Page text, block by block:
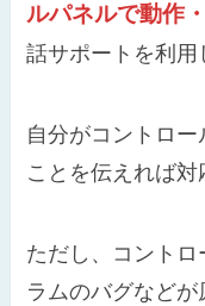
ルパネルで動作
話サポートを利用
自分がコントロ
ことを伝えれば対
ただし、コント
ラムのバグなど